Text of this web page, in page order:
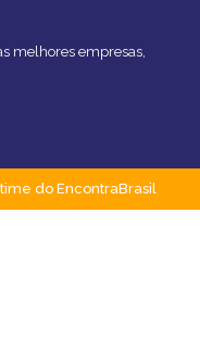
melhores empresas,
do EncontraBrasil